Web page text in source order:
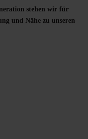
stehen wir für
und Nähe zu unseren